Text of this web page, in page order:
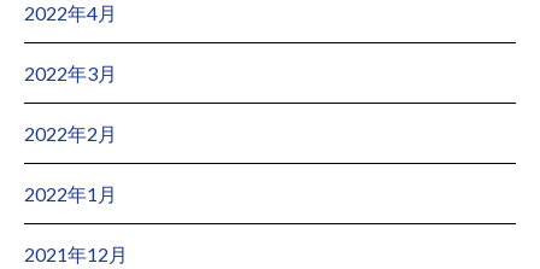
2022年4月
2022年3月
2022年2月
2022年1月
2021年12月